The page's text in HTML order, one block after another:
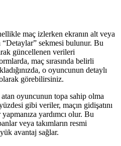
maç izlerken ekranın alt veya
“Detaylar” sekmesi bulunur. Bu
güncellenen verileri
maç sırasında belirli
o oyuncunun detaylı
görebilirsiniz.
oyuncunun topa sahip olma
gibi veriler, maçın gidişatını
yardımcı olur. Bu
veya takımların resmi
avantaj sağlar.